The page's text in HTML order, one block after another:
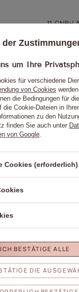
11. GNB-
EU
GNBLAB
GNB-LAB
Saubere
GNBLAB
Łódź,
lab.com
Ihre Note:
5/
um Ihre
für verschiedene
von Cookies
die Bedingungen für
die Cookie-Dateien in
zu den
finden Sie auch unter
von Google
Cookies (erforderlich)
DIE
ICH BESTÄTIGE ALLE